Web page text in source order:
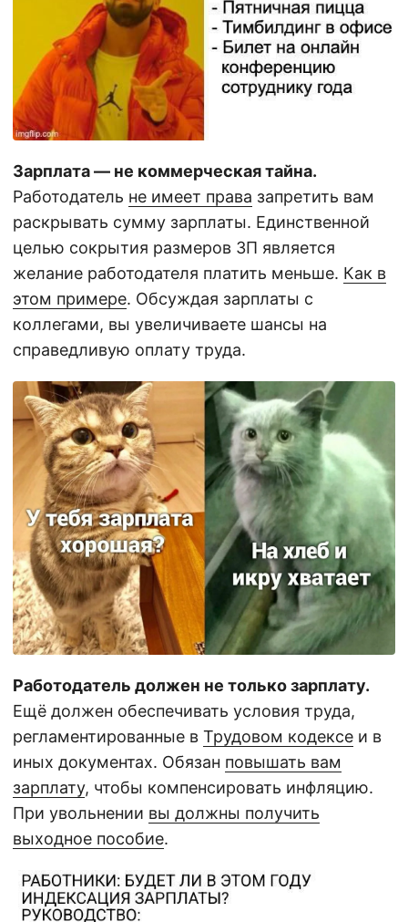
Зарплата — не коммерческая тайна.
Работодатель не имеет права запретить вам
раскрывать сумму зарплаты. Единственной
целью сокрытия размеров ЗП является
желание работодателя платить меньше. Как в
этом примере. Обсуждая зарплаты с
коллегами, вы увеличиваете шансы на
справедливую оплату труда.
Работодатель должен не только зарплату.
Ещё должен обеспечивать условия труда,
регламентированные в Трудовом кодексе и в
иных документах. Обязан повышать вам
зарплату, чтобы компенсировать инфляцию.
При увольнении вы должны получить
выходное пособие.